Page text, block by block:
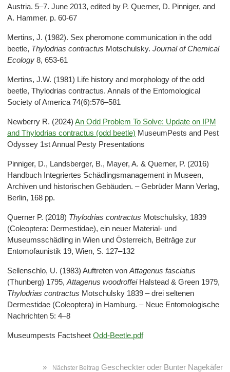
Austria. 5–7. June 2013, edited by P. Querner, D. Pinniger, and
A. Hammer. p. 60-67
Mertins, J. (1982). Sex pheromone communication in the odd
beetle, Thylodrias contractus Motschulsky. Journal of Chemical
Ecology 8, 653-61
Mertins, J.W. (1981) Life history and morphology of the odd
beetle, Thylodrias contractus. Annals of the Entomological
Society of America 74(6):576–581
Newberry R. (2024) An Odd Problem To Solve: Update on IPM
and Thylodrias contractus (odd beetle) MuseumPests and Pest
Odyssey 1st Annual Pesty Presentations
Pinniger, D., Landsberger, B., Mayer, A. & Querner, P. (2016)
Handbuch Integriertes Schädlingsmanagement in Museen,
Archiven und historischen Gebäuden. – Gebrüder Mann Verlag,
Berlin, 168 pp.
Querner P. (2018) Thylodrias contractus Motschulsky, 1839
(Coleoptera: Dermestidae), ein neuer Material- und
Museumsschädling in Wien und Österreich, Beiträge zur
Entomofaunistik 19, Wien, S. 127–132
Sellenschlo, U. (1983) Auftreten von Attagenus fasciatus
(Thunberg) 1795, Attagenus woodroffeiHalstead & Green 1979,
Thylodrias contractus Motschulsky 1839 – drei seltenen
Dermestidae (Coleoptera) in Hamburg. – Neue Entomologische
Nachrichten 5: 4–8
Museumpests Factsheet Odd-Beetle.pdf
» Nächster Beitrag Gescheckter oder Bunter Nagekäfer